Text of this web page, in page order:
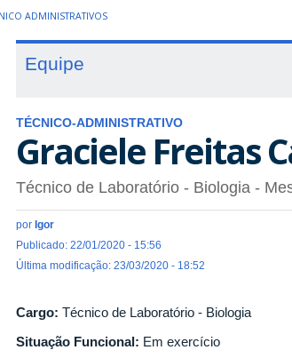
ADMINISTRATIVOS
Equipe
TÉCNICO-ADMINISTRATIVO
Graciele Freitas
Técnico de Laboratório - Biologia -
por Igor
Publicado: 22/01/2020 - 15:56
Última modificação: 23/03/2020 - 18:52
Cargo: Técnico de Laboratório - Biologia
Situação Funcional: Em exercício